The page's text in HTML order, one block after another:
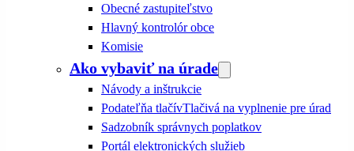
Obecné zastupiteľstvo
Hlavný kontrolór obce
Komisie
Ako vybaviť na úrade
Návody a inštrukcie
Podateľňa tlačívTlačivá na vyplnenie pre úrad
Sadzobník správnych poplatkov
Portál elektronických služieb